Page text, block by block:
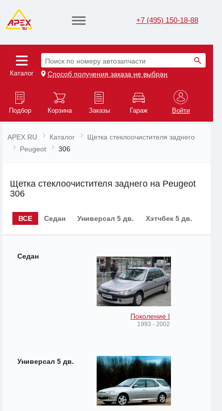
+7 (495) 150-18-88
Каталог
Поиск по номеру автозапчасти
Способ получения заказа не выбран
Подбор Корзина Заказы Гараж Войти
APEX.RU Каталог
Щетка стеклоочистителя заднего
Peugeot
306
Щетка стеклоочистителя заднего на Peugeot
306
ВСЕ Седан Универсал 5 дв. Хэтчбек 5 дв.
Седан
Поколение I
1993 - 2002
Универсал 5 дв.